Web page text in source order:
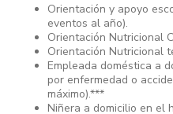
Orientación y apoyo
eventos al año).
Orientación Nutricional
Orientación Nutricional
Empleada doméstica a
por enfermedad o
máximo).***
Niñera a domicilio en el